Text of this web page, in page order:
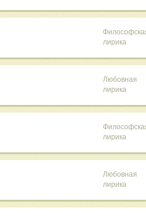
лирика
Любовная
лирика
лирика
Любовная
лирика